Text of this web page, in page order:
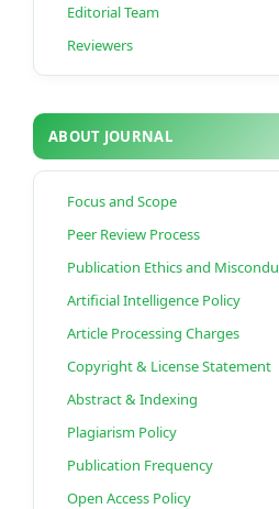
Editorial Team
Reviewers
ABOUT JOURNAL
Focus and Scope
Peer Review Process
Publication Ethics and
Artificial Intelligence Policy
Article Processing Charges
Copyright & License Statement
Abstract & Indexing
Plagiarism Policy
Publication Frequency
Open Access Policy